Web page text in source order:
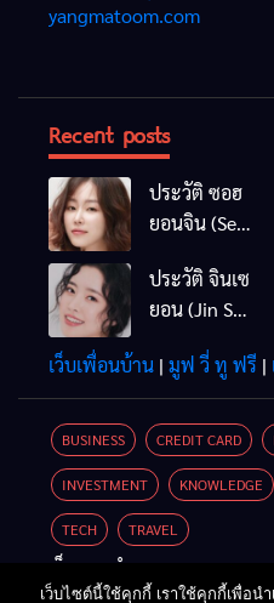
เว็บไซต์นี้ใช้คุกกี้ เราใช้คุกกี้เพื่อ
yangmatoom.com
Recent posts
ประวัติ ซอฮ
ยอนจิน (Seo
ประวัติ จินเซ
ยอน (Jin Se
Yeon)
เว็บเพื่อนบ้าน | มูฟ วี่ ทู ฟรี |
BUSINESS CREDIT CARD
INVESTMENT KNOWLEDGE
TECH TRAVEL
เว็บแนะนำ
เครื่องขุดบิทคอยน์|ขายรถมื